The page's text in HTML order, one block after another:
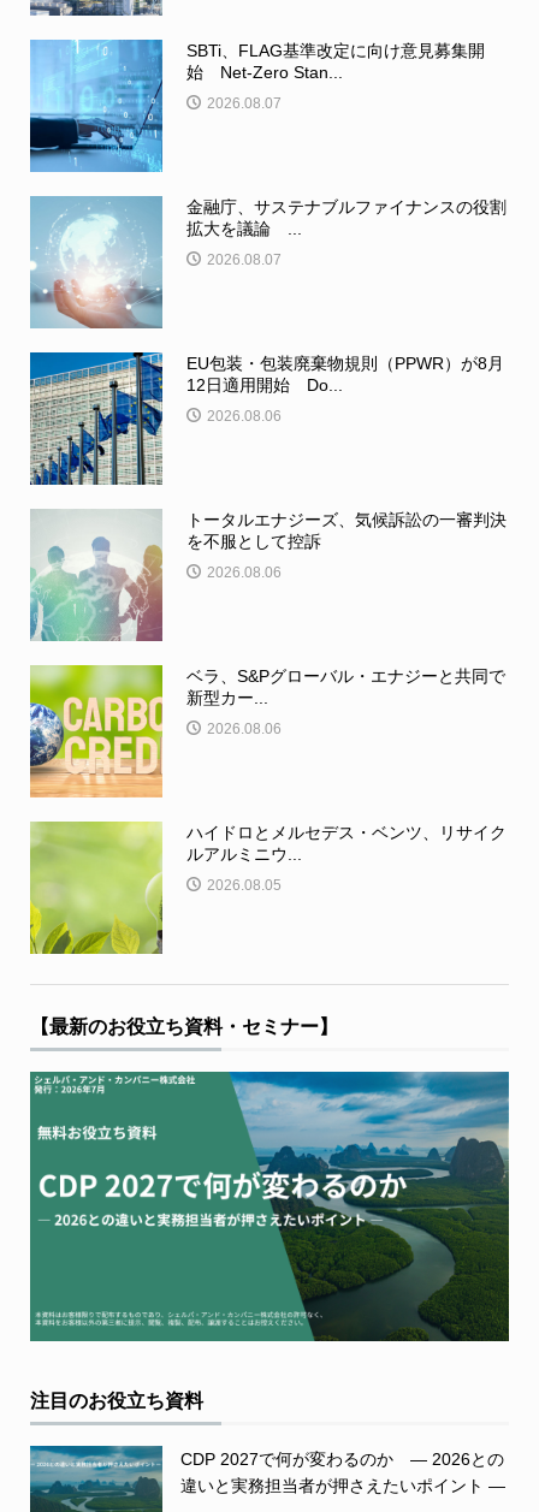
SBTi、FLAG基準改定に向け意見募集開
始 Net-Zero Stan...
2026.08.07
金融庁、サステナブルファイナンスの役割
拡大を議論 ...
2026.08.07
EU包装・包装廃棄物規則（PPWR）が8月
12日適用開始 Do...
2026.08.06
トータルエナジーズ、気候訴訟の一審判決
を不服として控訴
2026.08.06
ベラ、S&Pグローバル・エナジーと共同で
新型カー...
2026.08.06
ハイドロとメルセデス・ベンツ、リサイク
ルアルミニウ...
2026.08.05
【最新のお役立ち資料・セミナー】
注目のお役立ち資料
CDP 2027で何が変わるのか ― 2026との
違いと実務担当者が押さえたいポイント ―